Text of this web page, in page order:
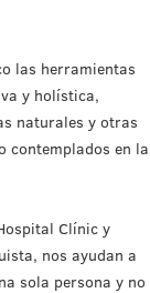
las herramientas
y holística,
naturales y otras
contemplados en la
Clínic y
nos ayudan a
sola persona y no